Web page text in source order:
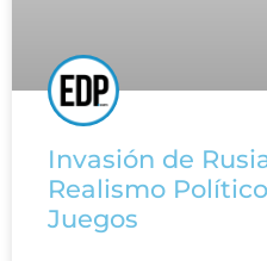
Invasión de
Realismo
Juegos